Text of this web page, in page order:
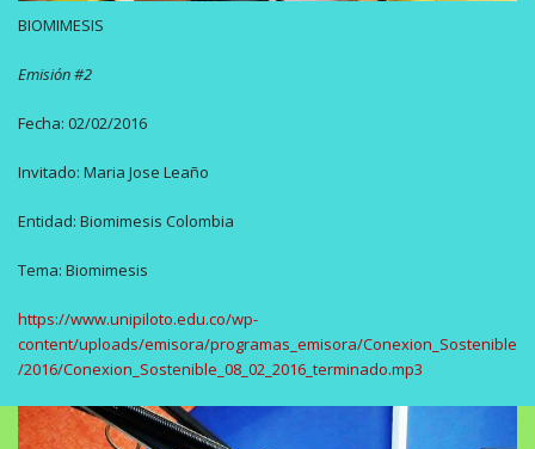
BIOMIMESIS
Emisión #2
Fecha: 02/02/2016
Invitado: Maria Jose Leaño
Entidad: Biomimesis Colombia
Tema: Biomimesis
https://www.unipiloto.edu.co/wp-
content/uploads/emisora/programas_emisora/Conexion_Sostenible
/2016/Conexion_Sostenible_08_02_2016_terminado.mp3